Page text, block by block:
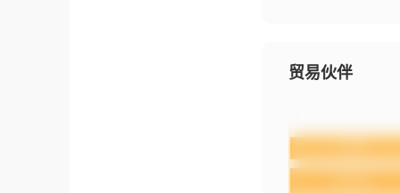
贸易伙伴